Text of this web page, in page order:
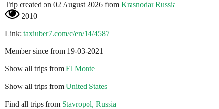
Trip created on 02 August 2026 from Krasnodar Russia
2010
Link: taxiuber7.com/c/en/14/4587
Member since from 19-03-2021
Show all trips from El Monte
Show all trips from United States
Find all trips from Stavropol, Russia